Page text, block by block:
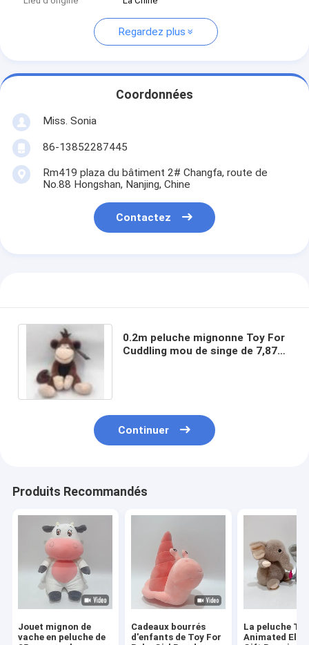
Regardez plus
Coordonnées
Miss. Sonia
86-13852287445
Rm419 plaza du bâtiment 2# Changfa, route de
No.88 Hongshan, Nanjing, Chine
Contactez
0.2m peluche mignonne Toy For
Cuddling mou de singe de 7,87
Continuer
Produits Recommandés
Jouet mignon de
vache en peluche de
Cadeaux bourrés
d'enfants de Toy For
La peluche
Animated